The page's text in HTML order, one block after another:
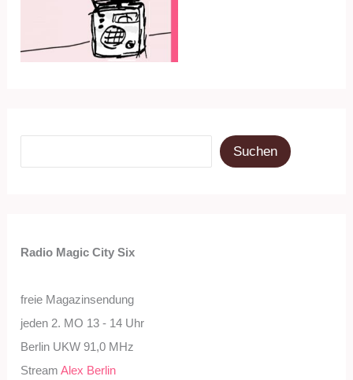
Suchen
Radio Magic City Six
freie Magazinsendung
jeden 2. MO 13 - 14 Uhr
Berlin UKW 91,0 MHz
StreamAlex Berlin